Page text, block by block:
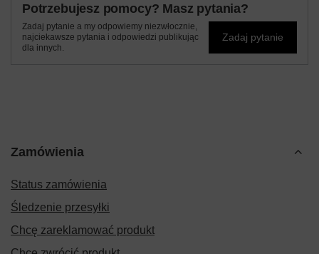
Potrzebujesz pomocy? Masz pytania?
Zadaj pytanie a my odpowiemy niezwłocznie,
najciekawsze pytania i odpowiedzi publikując
dla innych.
Zadaj pytanie
Zamówienia
Status zamówienia
Śledzenie przesyłki
Chcę zareklamować produkt